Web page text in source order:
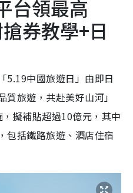
台領最高
券教學+日
5.19中國旅遊日」由即日
旅遊，共赴美好山河」
擬補貼超過10億元，其中
包括鐵路旅遊、酒店住宿